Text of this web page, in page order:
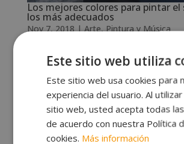
Los mejores colores para pintar el
los más adecuados
Nov 7, 2018|Arte,Pintura y Música
Escoger los mejores colores para pintar
tarea fácil. Pintar la casa es una
en la gran mayoría de casos. Muchas
un tono, pero no es el más adecuado
habitación pequeña. O bien, elegimos
no combina...
Este sitio web utiliza
Este sitio web usa cookies para
experiencia del usuario. Al
sitio web, usted acepta todas
de acuerdo con nuestra Política
cookies. Más información